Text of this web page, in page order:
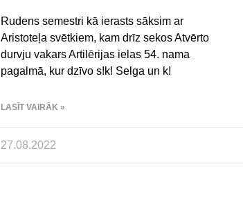
Rudens semestri kā ierasts sāksim ar
Aristoteļa svētkiem, kam drīz sekos Atvērto
durvju vakars Artilērijas ielas 54. nama
pagalmā, kur dzīvo s!k! Selga un k!
LASĪT VAIRĀK »
27.08.2022